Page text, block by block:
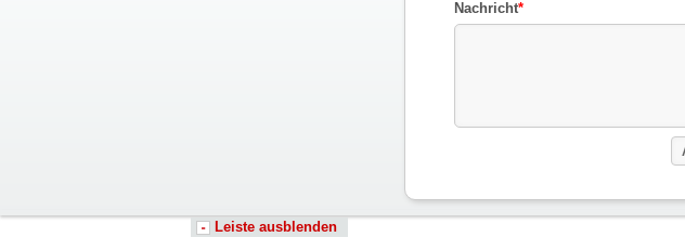
Nachricht*
Leiste ausblenden